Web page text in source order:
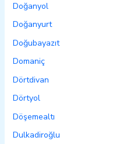
Doğanyol
Doğanyurt
Doğubayazıt
Domaniç
Dörtdivan
Dörtyol
Döşemealtı
Dulkadiroğlu